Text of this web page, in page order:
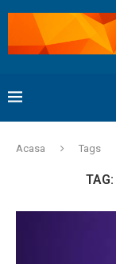
Acasa Tags
TAG: